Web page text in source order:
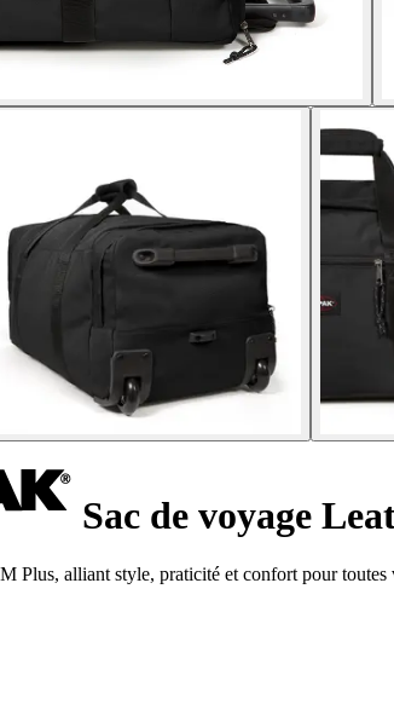
Sac de voyage
Plus, alliant style, praticité et confort pour toutes